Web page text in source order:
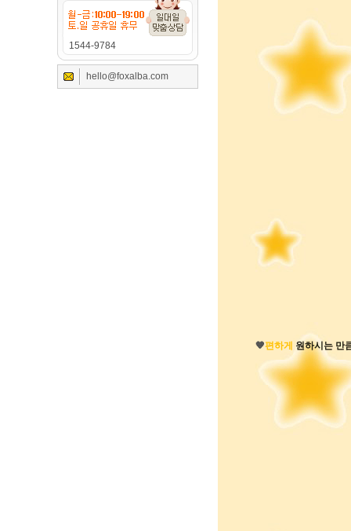
1544-9784
hello@foxalba.com
🧡편하게 원하시는 만